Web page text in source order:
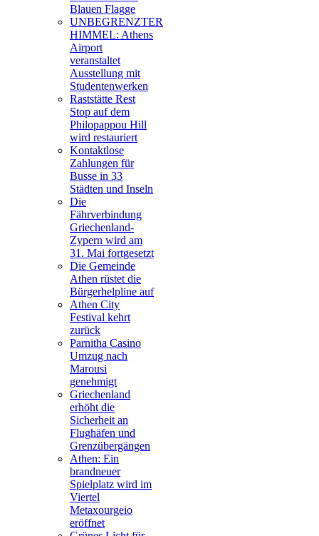
Blauen Flagge
UNBEGRENZTER
HIMMEL: Athens
Airport
veranstaltet
Ausstellung mit
Studentenwerken
Raststätte Rest
Stop auf dem
Philopappou Hill
wird restauriert
Kontaktlose
Zahlungen für
Busse in 33
Städten und Inseln
Die
Fährverbindung
Griechenland-
Zypern wird am
31. Mai fortgesetzt
Die Gemeinde
Athen rüstet die
Bürgerhelpline auf
Athen City
Festival kehrt
zurück
Parnitha Casino
Umzug nach
Marousi
genehmigt
Griechenland
erhöht die
Sicherheit an
Flughäfen und
Grenzübergängen
Athen: Ein
brandneuer
Spielplatz wird im
Viertel
Metaxourgeio
eröffnet